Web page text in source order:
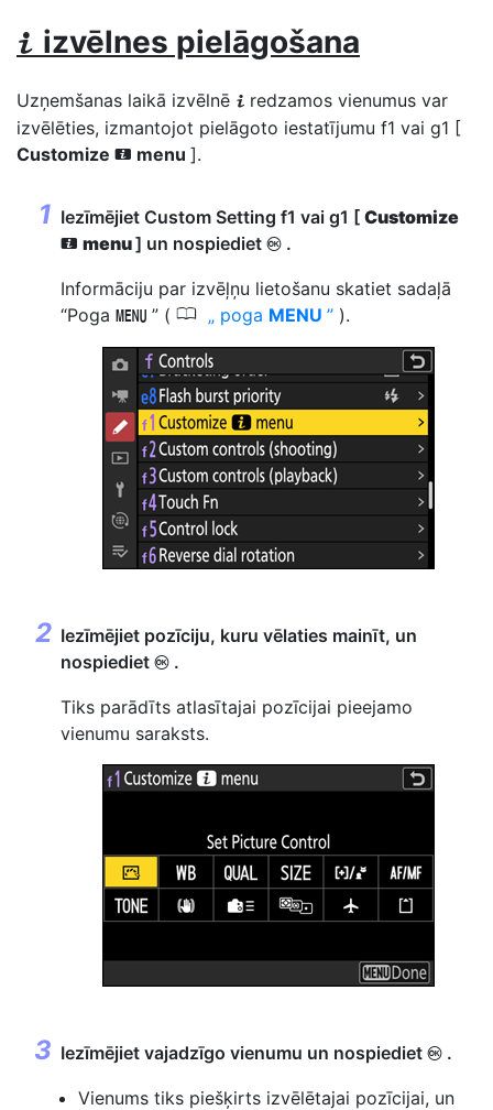
i izvēlnes pielāgošana
Uzņemšanas laikā izvēlnē i redzamos vienumus var
izvēlēties, izmantojot pielāgoto iestatījumu f1 vai g1 [
Customize i menu ].
Iezīmējiet Custom Setting f1 vai g1 [ Customize
i menu] un nospiediet J .
Informāciju par izvēļņu lietošanu skatiet sadaļā
“Poga G ” ( 0 poga MENU ).
Iezīmējiet pozīciju, kuru vēlaties mainīt, un
nospiediet J .
Tiks parādīts atlasītajai pozīcijai pieejamo
vienumu saraksts.
Iezīmējiet vajadzīgo vienumu un nospiediet J .
Vienums tiks piešķirts izvēlētajai pozīcijai, un